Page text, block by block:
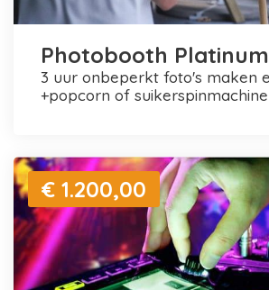
Photobooth Platinum
3 uur onbeperkt foto's maken en printen
+popcorn of suikerspinmachine
€ 1.200,00